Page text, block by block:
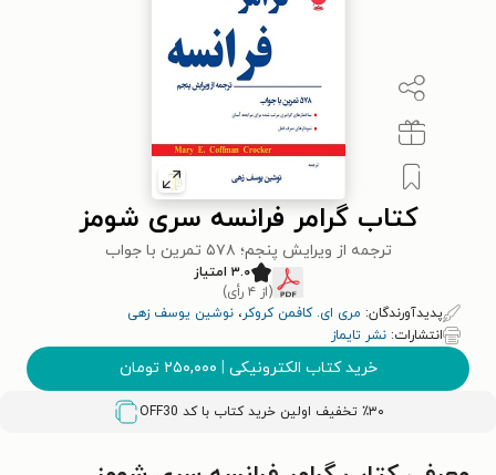
کتاب گرامر فرانسه سری شومز
ترجمه از ویرایش پنجم؛ ۵۷۸ تمرین با جواب
۳.۰ امتیاز
(از ۴ رأی)
پدیدآورندگان: مری ای. کافمن کروکر، نوشین یوسف زهی
انتشارات: نشر تایماز
خرید کتاب الکترونیکی | ۲۵۰,۰۰۰ تومان
٪۳۰ تخفیف اولین خرید کتاب با کد OFF30